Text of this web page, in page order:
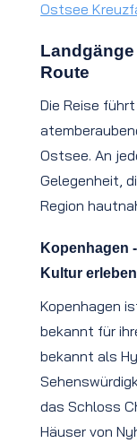
Ostsee
Route
Die Reise
Ostsee. An
Gelegenheit,
Region
Kopenhagen
Kultur erleben
Kopenhagen
bekannt für
bekannt als
das Schloss
Häuser von